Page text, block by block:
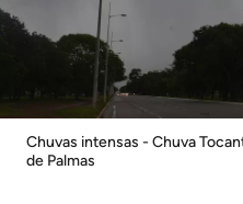
Chuvas intensas - Chuva
de Palmas